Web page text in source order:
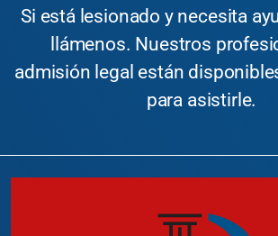
Si está lesionado y necesita
llámenos. Nuestros
admisión legal están
para asistirle.